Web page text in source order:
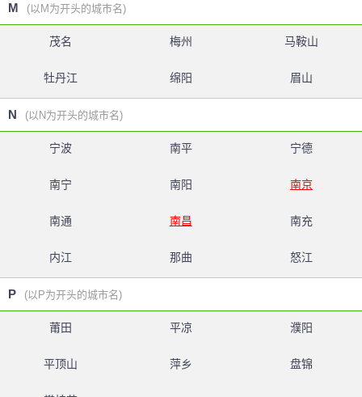
M (以M为开头的城市名)
茂名 梅州 马鞍山
牡丹江 绵阳 眉山
N (以N为开头的城市名)
宁波 南平 宁德
南宁 南阳 南京
南通 南昌 南充
内江 那曲 怒江
P (以P为开头的城市名)
莆田 平凉 濮阳
平顶山 萍乡 盘锦